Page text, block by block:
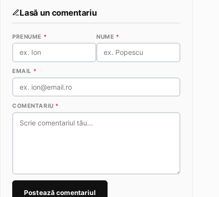
Lasă un comentariu
PRENUME * NUME *
EMAIL *
COMENTARIU *
Postează comentariul